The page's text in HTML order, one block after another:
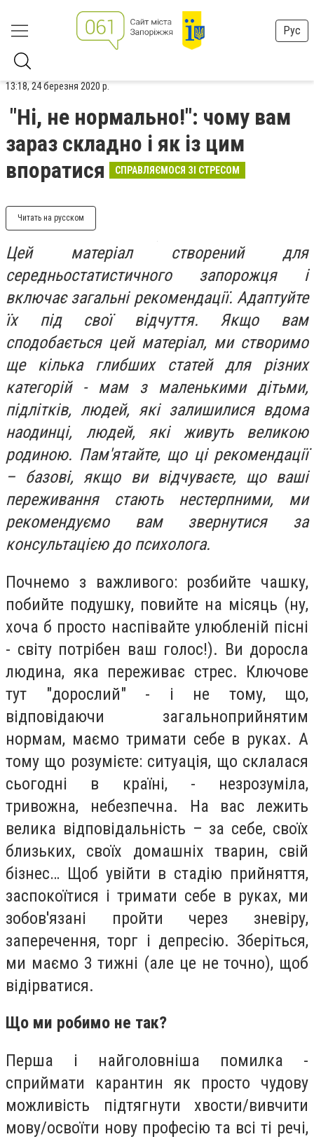
Рус
13:18, 24 березня 2020 р.
"Ні, не нормально!": чому вам
зараз складно і як із цим
впоратися
СПРАВЛЯЄМОСЯ ЗІ СТРЕСОМ
Читать на русском
Цей матеріал створений для
середньостатистичного запорожця і
включає загальні рекомендації. Адаптуйте
їх під свої відчуття. Якщо вам
сподобається цей матеріал, ми створимо
ще кілька глибших статей для різних
категорій - мам з маленькими дітьми,
підлітків, людей, які залишилися вдома
наодинці, людей, які живуть великою
родиною. Пам'ятайте, що ці рекомендації
– базові, якщо ви відчуваєте, що ваші
переживання стають нестерпними, ми
рекомендуємо вам звернутися за
консультацією до психолога.
Почнемо з важливого: розбийте чашку,
побийте подушку, повийте на місяць (ну,
хоча б просто наспівайте улюбленій пісні
- світу потрібен ваш голос!). Ви доросла
людина, яка переживає стрес. Ключове
тут "дорослий" - і не тому, що,
відповідаючи загальноприйнятим
нормам, маємо тримати себе в руках. А
тому що розумієте: ситуація, що склалася
сьогодні в країні, - незрозуміла,
тривожна, небезпечна. На вас лежить
велика відповідальність – за себе, своїх
близьких, своїх домашніх тварин, свій
бізнес… Щоб увійти в стадію прийняття,
заспокоїтися і тримати себе в руках, ми
зобов'язані пройти через зневіру,
заперечення, торг і депресію. Зберіться,
ми маємо 3 тижні (але це не точно), щоб
відірватися.
Що ми робимо не так?
Перша і найголовніша помилка -
сприймати карантин як просто чудову
можливість підтягнути хвости/вивчити
мову/освоїти нову професію та всі ті речі,